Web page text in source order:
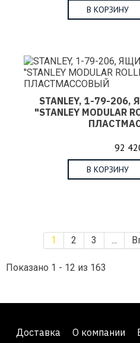
В КОРЗИНУ
STANLEY, 1-79-
"STANLEY MODULAR
92
В КОРЗИНУ
1 2 3 ...
Показано 1 - 12 из 163
Доставка О компании